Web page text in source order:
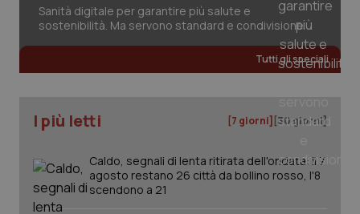
Tumore ovarico
Tumori del Polmone & Testa Collo
Vaccini
Sanità digitale per garantire più salute e
sostenibilità. Ma servono standard e condivisione
Tutti gli speciali
I più letti [7 giorni] [30 giorni]
Caldo, segnali di lenta ritirata dell'ondata: il 7
agosto restano 26 città da bollino rosso, l'8
scendono a 21
www.quotidianosanita.it